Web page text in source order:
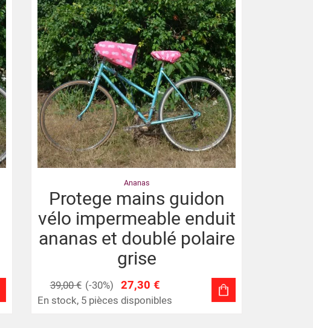
Ananas
Protege mains guidon
vélo impermeable enduit
ananas et doublé polaire
grise
39,00 € (-30%) 27,30 €
En stock, 5 pièces disponibles